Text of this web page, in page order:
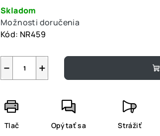
cena:
Skladom
Možnosti doručenia
Kód: NR459
+
−
Tlač Opýtať sa Strážiť